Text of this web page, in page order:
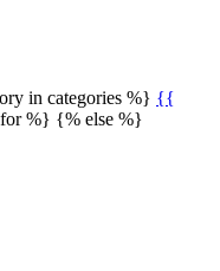
in categories %} {{
%} {% else %}